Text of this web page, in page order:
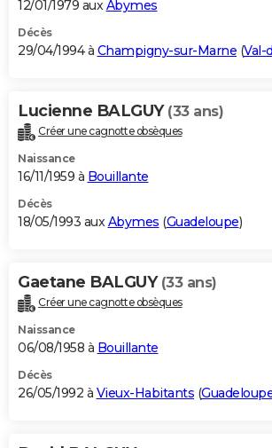
12/01/1979 auxAbymes
Décès
29/04/1994 à Champigny-sur-Marne (Val-
Lucienne BALGUY (33 ans)
Créer une cagnotte obsèques
Naissance
16/11/1959 à Bouillante
Décès
18/05/1993 auxAbymes (Guadeloupe)
Gaetane BALGUY (33 ans)
Créer une cagnotte obsèques
Naissance
06/08/1958 à Bouillante
Décès
26/05/1992 à Vieux-Habitants (